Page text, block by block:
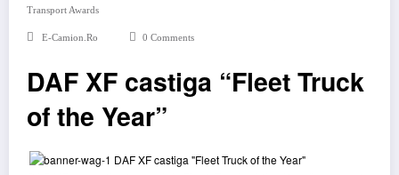
Transport Awards
E-Camion.ro 0 Comments
DAF XF castiga “Fleet Truck
of the Year”